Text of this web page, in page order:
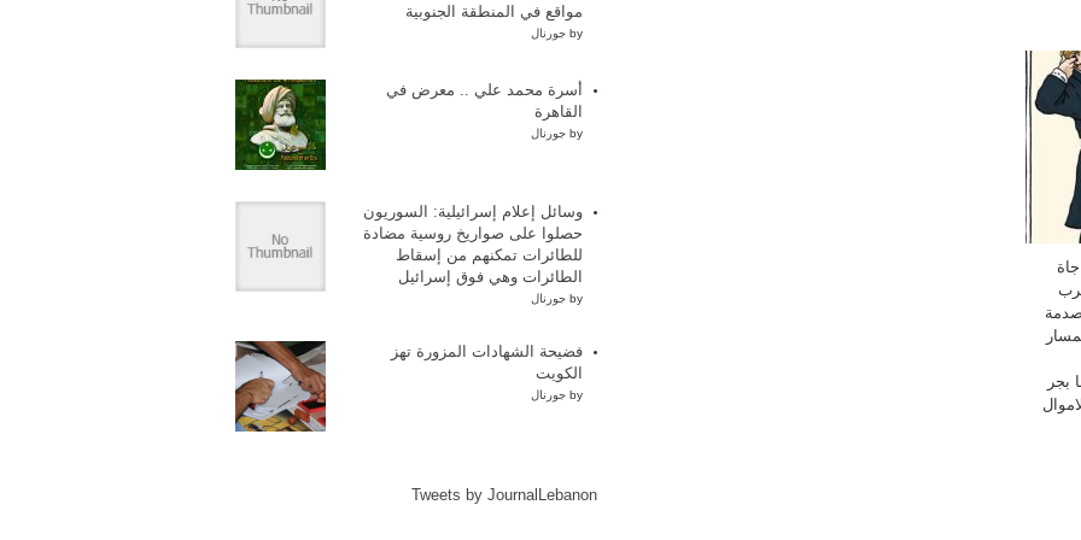
صدمة
بجر
مواقع في المنطقة الجنوبية
by جورنال
أسرة محمد علي .. معرض في
القاهرة
by جورنال
وسائل إعلام إسرائيلية: السوريون
حصلوا على صواريخ روسية مضادة
للطائرات تمكنهم من إسقاط
الطائرات وهي فوق إسرائيل
by جورنال
فضيحة الشهادات المزورة تهز
الكويت
by جورنال
Tweets by JournalLebanon